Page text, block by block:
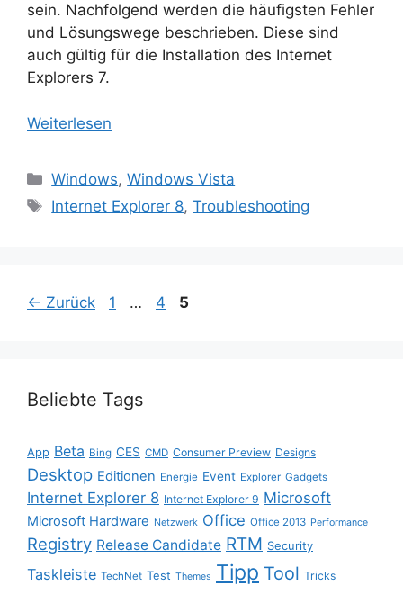
sein. Nachfolgend werden die häufigsten Fehler
und Lösungswege beschrieben. Diese sind
auch gültig für die Installation des Internet
Explorers 7.
Weiterlesen
Kategorien
Windows,Windows Vista
Schlagwörter
Internet Explorer 8,Troubleshooting
← Zurück Seite
1 … Seite
4 Seite
5
Beliebte Tags
App Beta Bing CES CMD Consumer Preview Designs
Desktop Editionen Energie Event Explorer Gadgets
Internet Explorer 8 Internet Explorer 9 Microsoft
Microsoft Hardware Netzwerk Office Office 2013 Performance
Registry Release Candidate RTM Security
Taskleiste TechNet Test Themes Tipp Tool Tricks